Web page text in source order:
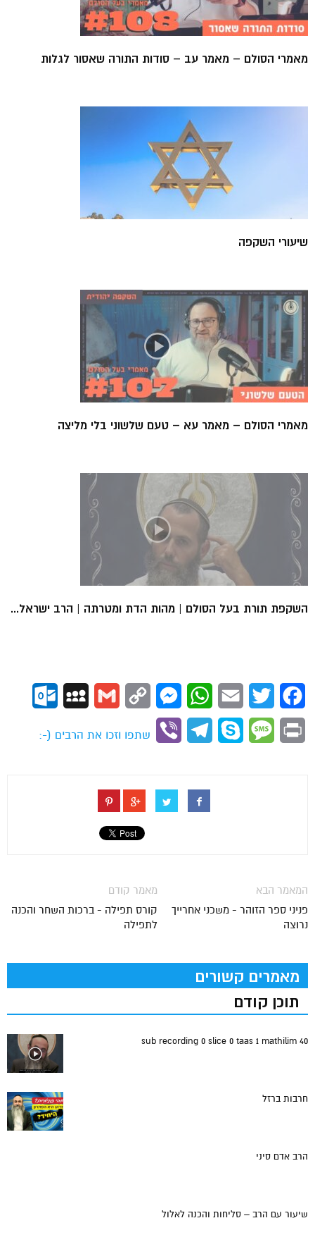
מאמרי הסולם – מאמר עב – סודות התורה שאסור לגלות
שיעורי השקפה
מאמרי הסולם – מאמר עא – טעם שלשוני בלי מליצה
השקפת תורת בעל הסולם | מהות הדת ומטרתה | הרב ישראל...
Facebook
Twitter
Email
WhatsApp
Messenger
Copy
Gmail
MySpace
Print
Message
Skype
Telegram
Viber
שתפו וזכו את הרבים (-:
מאמר קודם
קורס תפילה - ברכות השחר והכנה
לתפילה
המאמר הבא
פניני ספר הזוהר - משכני אחרייך
נרוצה
מאמרים קשורים
תוכן קודם
sub recording 0 slice 0 taas 1 mathilim 40
חרבות ברזל
הרב אדם סיני
שיעור עם הרב – סליחות והכנה לאלול